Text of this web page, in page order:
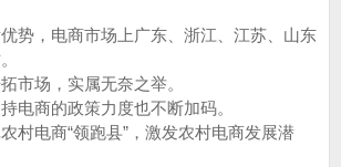
势，电商市场上广东、浙江、江苏、山东
市场，实属无奈之举。
电商的政策力度也不断加码。
村电商“领跑县”，激发农村电商发展潜